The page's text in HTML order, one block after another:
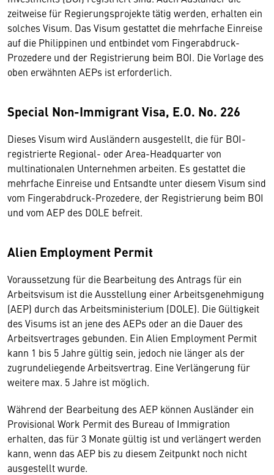
zeitweise für Regierungsprojekte tätig werden, erhalten ein
solches Visum. Das Visum gestattet die mehrfache Einreise
auf die Philippinen und entbindet vom Fingerabdruck-
Prozedere und der Registrierung beim BOI. Die Vorlage des
oben erwähnten AEPs ist erforderlich.
Special Non-Immigrant Visa, E.O. No. 226
Dieses Visum wird Ausländern ausgestellt, die für BOI-
registrierte Regional- oder Area-Headquarter von
multinationalen Unternehmen arbeiten. Es gestattet die
mehrfache Einreise und Entsandte unter diesem Visum sind
vom Fingerabdruck-Prozedere, der Registrierung beim BOI
und vom AEP des DOLE befreit.
Alien Employment Permit
Voraussetzung für die Bearbeitung des Antrags für ein
Arbeitsvisum ist die Ausstellung einer Arbeitsgenehmigung
(AEP) durch das Arbeitsministerium (DOLE). Die Gültigkeit
des Visums ist an jene des AEPs oder an die Dauer des
Arbeitsvertrages gebunden. Ein Alien Employment Permit
kann 1 bis 5 Jahre gültig sein, jedoch nie länger als der
zugrundeliegende Arbeitsvertrag. Eine Verlängerung für
weitere max. 5 Jahre ist möglich.
Während der Bearbeitung des AEP können Ausländer ein
Provisional Work Permit des Bureau of Immigration
erhalten, das für 3 Monate gültig ist und verlängert werden
kann, wenn das AEP bis zu diesem Zeitpunkt noch nicht
ausgestellt wurde.